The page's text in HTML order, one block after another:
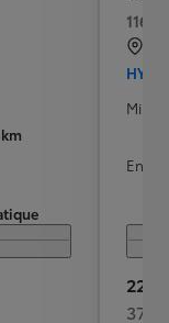
116h
Mise
22
375